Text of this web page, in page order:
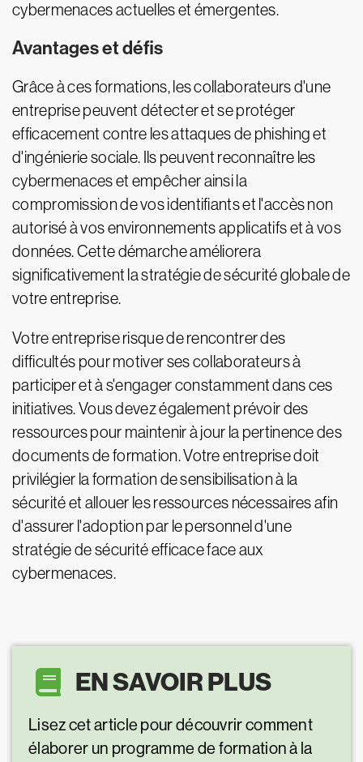
cybermenaces actuelles et émergentes.
Avantages et défis
Grâce à ces formations, les collaborateurs d'une
entreprise peuvent détecter et se protéger
efficacement contre les attaques de phishing et
d'ingénierie sociale. Ils peuvent reconnaître les
cybermenaces et empêcher ainsi la
compromission de vos identifiants et l'accès non
autorisé à vos environnements applicatifs et à vos
données. Cette démarche améliorera
significativement la stratégie de sécurité globale de
votre entreprise.
Votre entreprise risque de rencontrer des
difficultés pour motiver ses collaborateurs à
participer et à s'engager constamment dans ces
initiatives. Vous devez également prévoir des
ressources pour maintenir à jour la pertinence des
documents de formation. Votre entreprise doit
privilégier la formation de sensibilisation à la
sécurité et allouer les ressources nécessaires afin
d'assurer l'adoption par le personnel d'une
stratégie de sécurité efficace face aux
cybermenaces.
EN SAVOIR PLUS
Lisez cet article pour découvrir comment
élaborer un programme de formation à la